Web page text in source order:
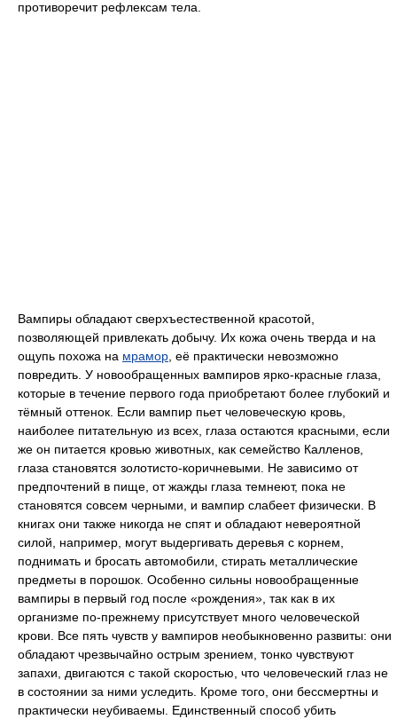
противоречит рефлексам тела.
Вампиры обладают сверхъестественной красотой,
позволяющей привлекать добычу. Их кожа очень тверда и на
ощупь похожа на мрамор, её практически невозможно
повредить. У новообращенных вампиров ярко-красные глаза,
которые в течение первого года приобретают более глубокий и
тёмный оттенок. Если вампир пьет человеческую кровь,
наиболее питательную из всех, глаза остаются красными, если
же он питается кровью животных, как семейство Калленов,
глаза становятся золотисто-коричневыми. Не зависимо от
предпочтений в пище, от жажды глаза темнеют, пока не
становятся совсем черными, и вампир слабеет физически. В
книгах они также никогда не спят и обладают невероятной
силой, например, могут выдергивать деревья с корнем,
поднимать и бросать автомобили, стирать металлические
предметы в порошок. Особенно сильны новообращенные
вампиры в первый год после «рождения», так как в их
организме по-прежнему присутствует много человеческой
крови. Все пять чувств у вампиров необыкновенно развиты: они
обладают чрезвычайно острым зрением, тонко чувствуют
запахи, двигаются с такой скоростью, что человеческий глаз не
в состоянии за ними уследить. Кроме того, они бессмертны и
практически неубиваемы. Единственный способ убить